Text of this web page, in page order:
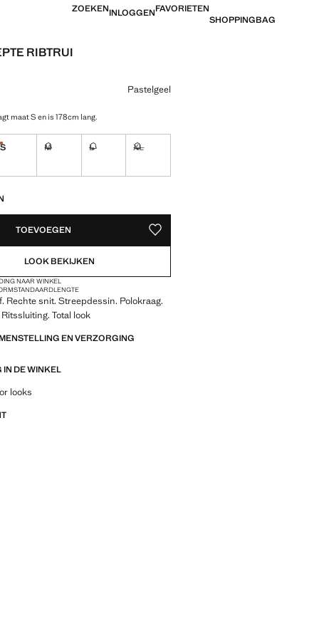
ZOEKENINLOGGENFAVORIETEN
SHOPPINGBAG
RIBTRUI
39,99 ]
Pastelgeel
maat S en is 178cm lang.
S
Laatste eenheden!
M L XL
TOEVOEGEN OPSLAAN ALS FAVORIET
LOOK BEKIJKEN
NAAR WINKEL
STANDAARDLENGTE
Rechte snit. Streepdessin. Polokraag.
Total look
EN VERZORGING
DE WINKEL
kledingstukken en trends
looks